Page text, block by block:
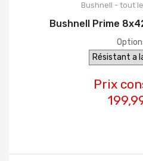
Bushnell - tout
Bushnell Prime
Prix